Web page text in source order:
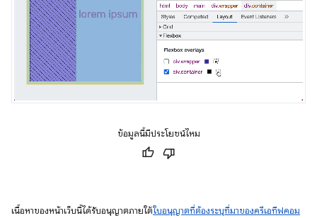
ข้อมูลนี้มีประโยชน์ไหม
เนื้อหาของหน้าเว็บนี้ได้รับอนุญาตภายใต้ใบอนุญาตที่ต้องระบุที่มาของครีเอทีฟคอม